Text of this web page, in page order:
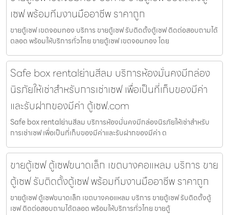
เซฟ พร้อมทีมงานมืออาชีพ ราคาถูก
ขายตู้เซฟ เขตจอมทอง บริการ ขายตู้เซฟ รับติดตั้งตู้เซฟ ติดต่อสอบถามได้
ตลอด พร้อมให้บริการทั่วไทย ขายตู้เซฟ เขตจอมทอง โดย
Safe box rentalย่านสีลม บริการห้องมั่นคงมีกล่อง
นิรภัยให้เช่าสำหรับการเช่าเซฟ เพื่อเป็นที่เก็บของมีค่า
และรับฝากของมีค่า ตู้เซฟ.com
Safe box rentalย่านสีลม บริการห้องมั่นคงมีกล่องนิรภัยให้เช่าสำหรับ
การเช่าเซฟ เพื่อเป็นที่เก็บของมีค่าและรับฝากของมีค่า ต
ขายตู้เซฟ ตู้เซฟขนาดเล็ก เขตบางคอแหลม บริการ ขาย
ตู้เซฟ รับติดตั้งตู้เซฟ พร้อมทีมงานมืออาชีพ ราคาถูก
ขายตู้เซฟ ตู้เซฟขนาดเล็ก เขตบางคอแหลม บริการ ขายตู้เซฟ รับติดตั้งตู้
เซฟ ติดต่อสอบถามได้ตลอด พร้อมให้บริการทั่วไทย ขายตู้